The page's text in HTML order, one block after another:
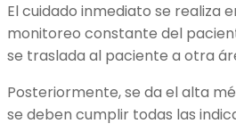
El cuidado inmediato se realiza
monitoreo constante del
se traslada al paciente a otra
Posteriormente, se da el alta
se deben cumplir todas las